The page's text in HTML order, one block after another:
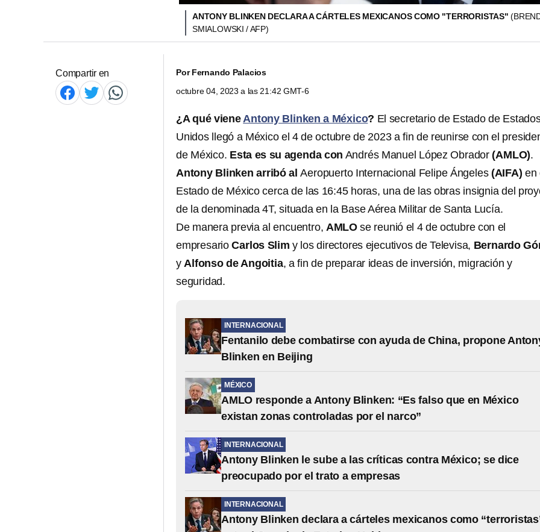
ANTONY BLINKEN DECLARA A CÁRTELES MEXICANOS COMO "TERRORISTAS"
SMIALOWSKI / AFP)
Compartir en PorFernando Palacios
octubre 04, 2023 a las 21:42 GMT-6
¿A qué vieneAntony Blinken a México? El secretario de Estado de
Unidos llegó a México el 4 de octubre de 2023 a fin de reunirse con el
de México. Esta es su agenda con Andrés Manuel López Obrador (AMLO).
Antony Blinken arribó alAeropuerto Internacional Felipe Ángeles (AIFA) en
Estado de México cerca de las 16:45 horas, una de las obras insignia del
de la denominada 4T, situada en la Base Aérea Militar de Santa Lucía.
De manera previa al encuentro, AMLOse reunió el 4 de octubre con el
empresarioCarlos Slim y los directores ejecutivos de Televisa, Bernardo
yAlfonso de Angoitia, a fin de preparar ideas de inversión, migración y
seguridad.
INTERNACIONAL
Fentanilo debe combatirse con ayuda de China, propone
Blinken en Beijing
MÉXICO
AMLO responde a Antony Blinken: “Es falso que en México
existan zonas controladas por el narco”
INTERNACIONAL
Antony Blinken le sube a las críticas contra México; se dice
preocupado por el trato a empresas
INTERNACIONAL
Antony Blinken declara a cárteles mexicanos como